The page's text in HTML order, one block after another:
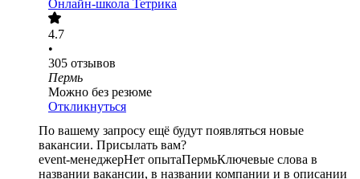
Онлайн-школа Тетрика
4.7
•
305 отзывов
Пермь
Можно без резюме
Откликнуться
По вашему запросу ещё будут появляться новые
вакансии. Присылать вам?
event-менеджерНет опытаПермьКлючевые слова в
названии вакансии, в названии компании и в описании